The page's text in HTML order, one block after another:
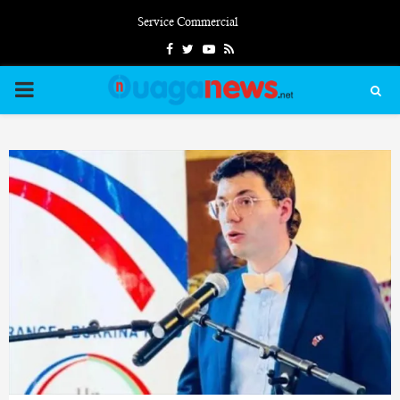
Service Commercial
FacebookTwitterYoutube
Rss
PRIMARY